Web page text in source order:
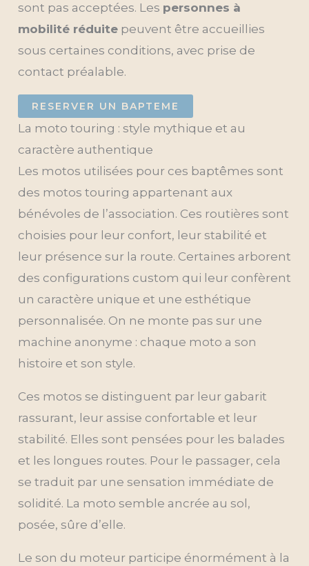
sont pas acceptées. Les personnes à
mobilité réduitepeuvent être accueillies
sous certaines conditions, avec prise de
contact préalable.
RESERVER UN BAPTEME
La moto touring : style mythique et au
caractère authentique
Les motos utilisées pour ces baptêmes sont
des motos touring appartenant aux
bénévoles de l’association. Ces routières sont
choisies pour leur confort, leur stabilité et
leur présence sur la route. Certaines arborent
des configurations custom qui leur confèrent
un caractère unique et une esthétique
personnalisée. On ne monte pas sur une
machine anonyme : chaque moto a son
histoire et son style.
Ces motos se distinguent par leur gabarit
rassurant, leur assise confortable et leur
stabilité. Elles sont pensées pour les balades
et les longues routes. Pour le passager, cela
se traduit par une sensation immédiate de
solidité. La moto semble ancrée au sol,
posée, sûre d’elle.
Le son du moteur participe énormément à la